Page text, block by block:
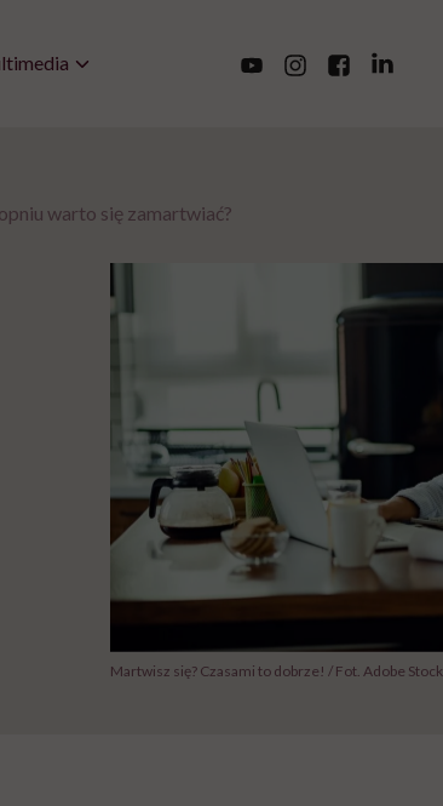
warto się zamartwiać?
Martwisz się? Czasami to dobrze! / Fot. Adobe Stock